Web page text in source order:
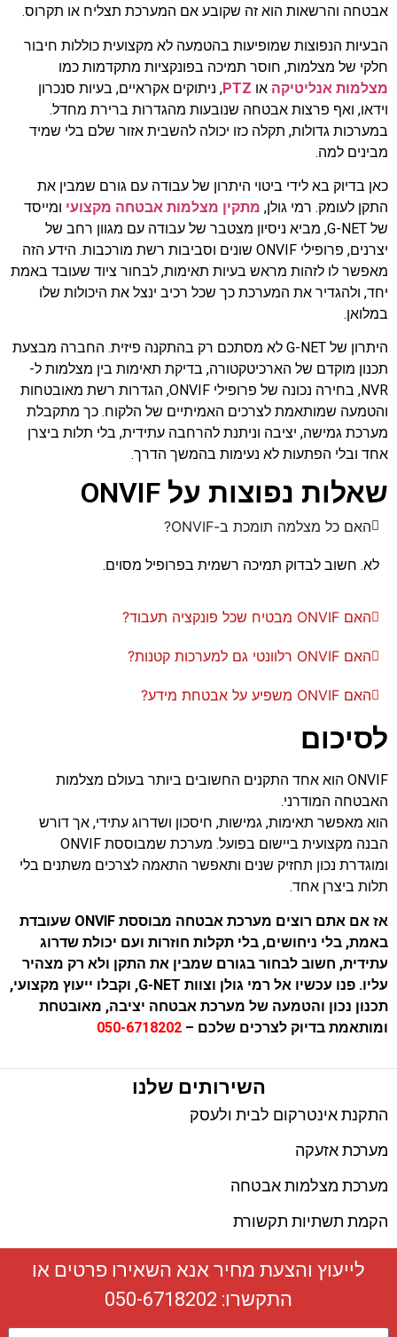
אבטחה והרשאות הוא זה שקובע אם המערכת תצליח או תקרוס.
הבעיות הנפוצות שמופיעות בהטמעה לא מקצועית כוללות חיבור
חלקי של מצלמות, חוסר תמיכה בפונקציות מתקדמות כמו
מצלמות אנליטיקה או PTZ, ניתוקים אקראיים, בעיות סנכרון
וידאו, ואף פרצות אבטחה שנובעות מהגדרות ברירת מחדל.
במערכות גדולות, תקלה כזו יכולה להשבית אזור שלם בלי שמיד
מבינים למה.
כאן בדיוק בא לידי ביטוי היתרון של עבודה עם גורם שמבין את
התקן לעומק. רמי גולן, מתקין מצלמות אבטחה מקצועי ומייסד
של G-NET, מביא ניסיון מצטבר של עבודה עם מגוון רחב של
יצרנים, פרופילי ONVIF שונים וסביבות רשת מורכבות. הידע הזה
מאפשר לו לזהות מראש בעיות תאימות, לבחור ציוד שעובד באמת
יחד, ולהגדיר את המערכת כך שכל רכיב ינצל את היכולות שלו
במלואן.
היתרון של G-NET לא מסתכם רק בהתקנה פיזית. החברה מבצעת
תכנון מוקדם של הארכיטקטורה, בדיקת תאימות בין מצלמות ל-
NVR, בחירה נכונה של פרופילי ONVIF, הגדרות רשת מאובטחות
והטמעה שמותאמת לצרכים האמיתיים של הלקוח. כך מתקבלת
מערכת גמישה, יציבה וניתנת להרחבה עתידית, בלי תלות ביצרן
אחד ובלי הפתעות לא נעימות בהמשך הדרך.
שאלות נפוצות על ONVIF
האם כל מצלמה תומכת ב-ONVIF?
לא. חשוב לבדוק תמיכה רשמית בפרופיל מסוים.
האם ONVIF מבטיח שכל פונקציה תעבוד?
האם ONVIF רלוונטי גם למערכות קטנות?
האם ONVIF משפיע על אבטחת מידע?
לסיכום
ONVIF הוא אחד התקנים החשובים ביותר בעולם מצלמות
האבטחה המודרני.
הוא מאפשר תאימות, גמישות, חיסכון ושדרוג עתידי, אך דורש
הבנה מקצועית ביישום בפועל. מערכת שמבוססת ONVIF
ומוגדרת נכון תחזיק שנים ותאפשר התאמה לצרכים משתנים בלי
תלות ביצרן אחד.
אז אם אתם רוצים מערכת אבטחה מבוססת ONVIF שעובדת
באמת, בלי ניחושים, בלי תקלות חוזרות ועם יכולת שדרוג
עתידית, חשוב לבחור בגורם שמבין את התקן ולא רק מצהיר
עליו. פנו עכשיו אל רמי גולן וצוות G-NET, וקבלו ייעוץ מקצועי,
תכנון נכון והטמעה של מערכת אבטחה יציבה, מאובטחת
ומותאמת בדיוק לצרכים שלכם – 050-6718202
השירותים שלנו
התקנת אינטרקום לבית ולעסק
מערכת אזעקה
מערכת מצלמות אבטחה
הקמת תשתיות תקשורת
לייעוץ והצעת מחיר אנא השאירו פרטים או
התקשרו: 050-6718202